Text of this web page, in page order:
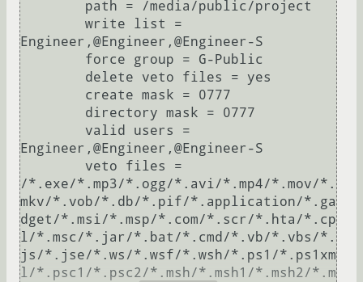
Engineer,@Engineer,@Engineer-S
Engineer,@Engineer,@Engineer-S
/*.exe/*.mp3/*.ogg/*.avi/*.mp4/*.mov/*.
mkv/*.vob/*.db/*.pif/*.application/*.ga
dget/*.msi/*.msp/*.com/*.scr/*.hta/*.cp
l/*.msc/*.jar/*.bat/*.cmd/*.vb/*.vbs/*.
js/*.jse/*.ws/*.wsf/*.wsh/*.ps1/*.ps1xm
l/*.psc1/*.psc2/*.msh/*.msh1/*.msh2/*.m